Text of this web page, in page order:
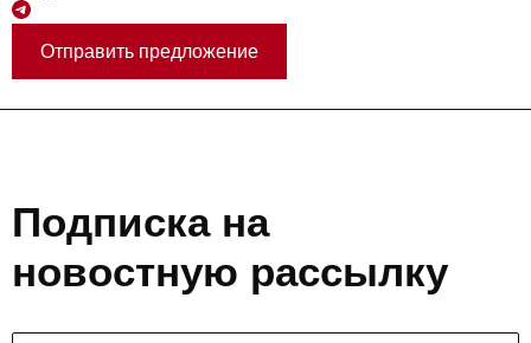
Отправить предложение
Подписка на
новостную рассылку